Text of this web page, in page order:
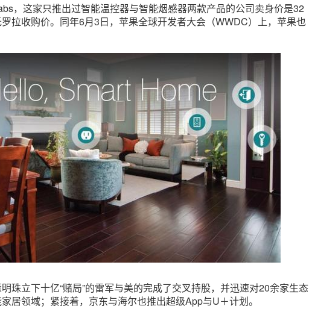
，这家只推出过智能温控器与智能烟感器两款产品的公司卖身价是32
拉收购价。同年6月3日，苹果全球开发者大会（WWDC）上，苹果也
珠立下十亿“赌局”的雷军与美的完成了交叉持股，并迅速对20余家生态
居领域；紧接着，京东与海尔也推出超级App与U＋计划。